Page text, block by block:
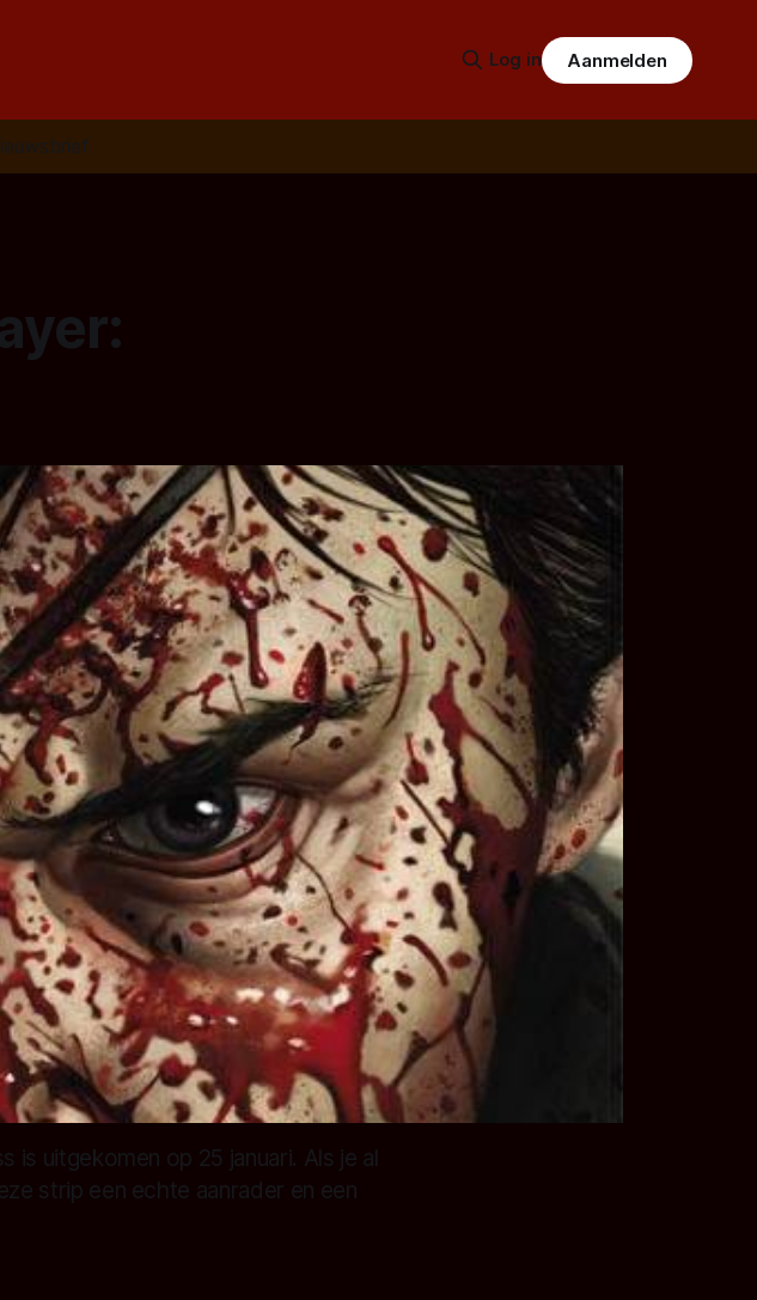
Log in Aanmelden
is uitgekomen op 25 januari. Als je al
strip een echte aanrader en een